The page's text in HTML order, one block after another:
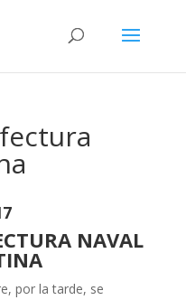
NAVAL
por la tarde, se